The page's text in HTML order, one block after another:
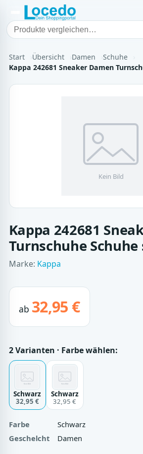
Start Übersicht Damen
Schuhe
Kappa 242681 Sneaker Damen
Kappa 242681
Turnschuhe Schuhe
Marke: Kappa
ab 32,95 €
2 Varianten · Farbe wählen:
Schwarz
32,95 €
Schwarz
32,95 €
Farbe
Schwarz
Geschelcht
Damen